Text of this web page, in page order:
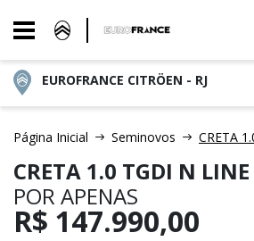
EUROFRANCE CITRÖEN - RJ
Página Inicial Seminovos CRETA
CRETA 1.0 TGDI N LINE
POR APENAS
R$ 147.990,00